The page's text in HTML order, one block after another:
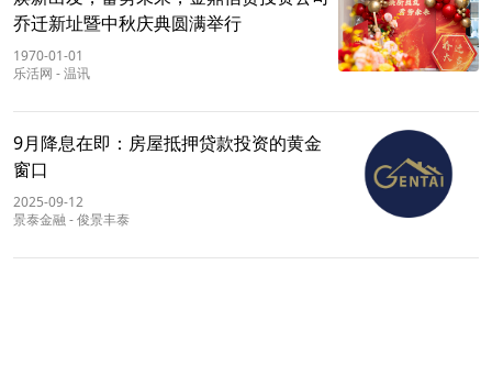
乔迁新址暨中秋庆典圆满举行
1970-01-01
乐活网 -温讯
9月降息在即：房屋抵押贷款投资的黄金
窗口
2025-09-12
景泰金融 -俊景丰泰